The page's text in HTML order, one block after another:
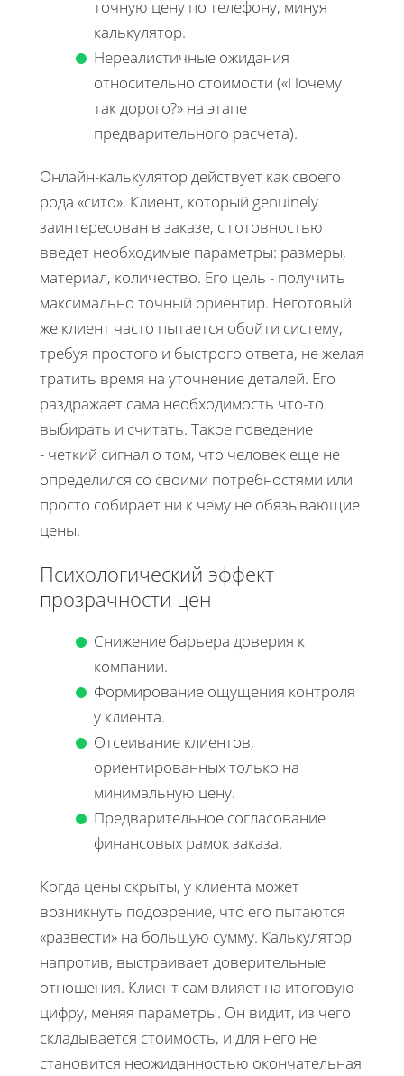
точную цену по телефону, минуя
калькулятор.
Нереалистичные ожидания
относительно стоимости («Почему
так дорого?» на этапе
предварительного расчета).
Онлайн-калькулятор действует как своего
рода «сито». Клиент, который genuinely
заинтересован в заказе, с готовностью
введет необходимые параметры: размеры,
материал, количество. Его цель - получить
максимально точный ориентир. Неготовый
же клиент часто пытается обойти систему,
требуя простого и быстрого ответа, не желая
тратить время на уточнение деталей. Его
раздражает сама необходимость что-то
выбирать и считать. Такое поведение
- четкий сигнал о том, что человек еще не
определился со своими потребностями или
просто собирает ни к чему не обязывающие
цены.
Психологический эффект
прозрачности цен
Снижение барьера доверия к
компании.
Формирование ощущения контроля
у клиента.
Отсеивание клиентов,
ориентированных только на
минимальную цену.
Предварительное согласование
финансовых рамок заказа.
Когда цены скрыты, у клиента может
возникнуть подозрение, что его пытаются
«развести» на большую сумму. Калькулятор
напротив, выстраивает доверительные
отношения. Клиент сам влияет на итоговую
цифру, меняя параметры. Он видит, из чего
складывается стоимость, и для него не
становится неожиданностью окончательная